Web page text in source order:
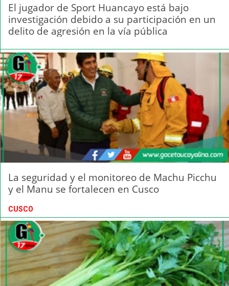
El jugador de Sport Huancayo está bajo
investigación debido a su participación en un
delito de agresión en la vía pública
La seguridad y el monitoreo de Machu Picchu
y el Manu se fortalecen en Cusco
CUSCO